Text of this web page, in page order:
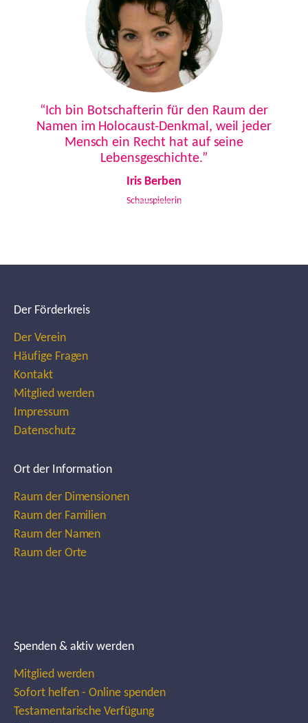
“Ich bin Botschafterin für den Raum der
Namen im Holocaust-Denkmal, weil jeder
Mensch ein Recht hat auf seine
Lebensgeschichte.”
Iris Berben
Schauspielerin
Der Förderkreis
Der Verein
Häufige Fragen
Kontakt
Mitglied werden
Impressum
Datenschutz
Ort der Information
Raum der Dimensionen
Raum der Familien
Raum der Namen
Raum der Orte
Spenden & aktiv werden
Mitglied werden
Sofort helfen - Online spenden
Testamentarische Verfügung